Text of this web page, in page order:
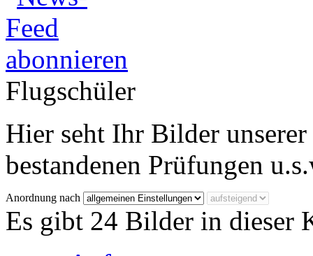
Flugschüler
Hier seht Ihr Bilder
bestandenen Prüfungen
Anordnung nach
Es gibt 24 Bilder in dieser